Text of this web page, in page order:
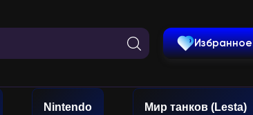
Избранное
Nintendo Мир танков (Lesta)